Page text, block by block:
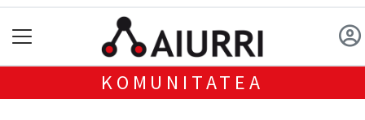
KOMUNITATEA